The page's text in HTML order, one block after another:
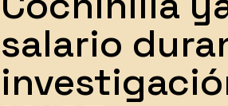
salario